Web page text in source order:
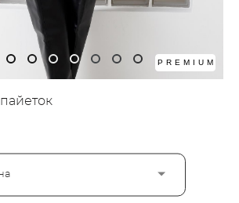
PREMIUM